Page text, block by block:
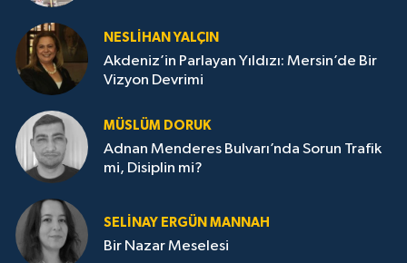
NESLIHAN YALÇIN
Akdeniz’in Parlayan Yıldızı: Mersin’de Bir
Vizyon Devrimi
MÜSLÜM DORUK
Adnan Menderes Bulvarı’nda Sorun Trafik
mi, Disiplin mi?
SELINAY ERGÜN MANNAH
Bir Nazar Meselesi